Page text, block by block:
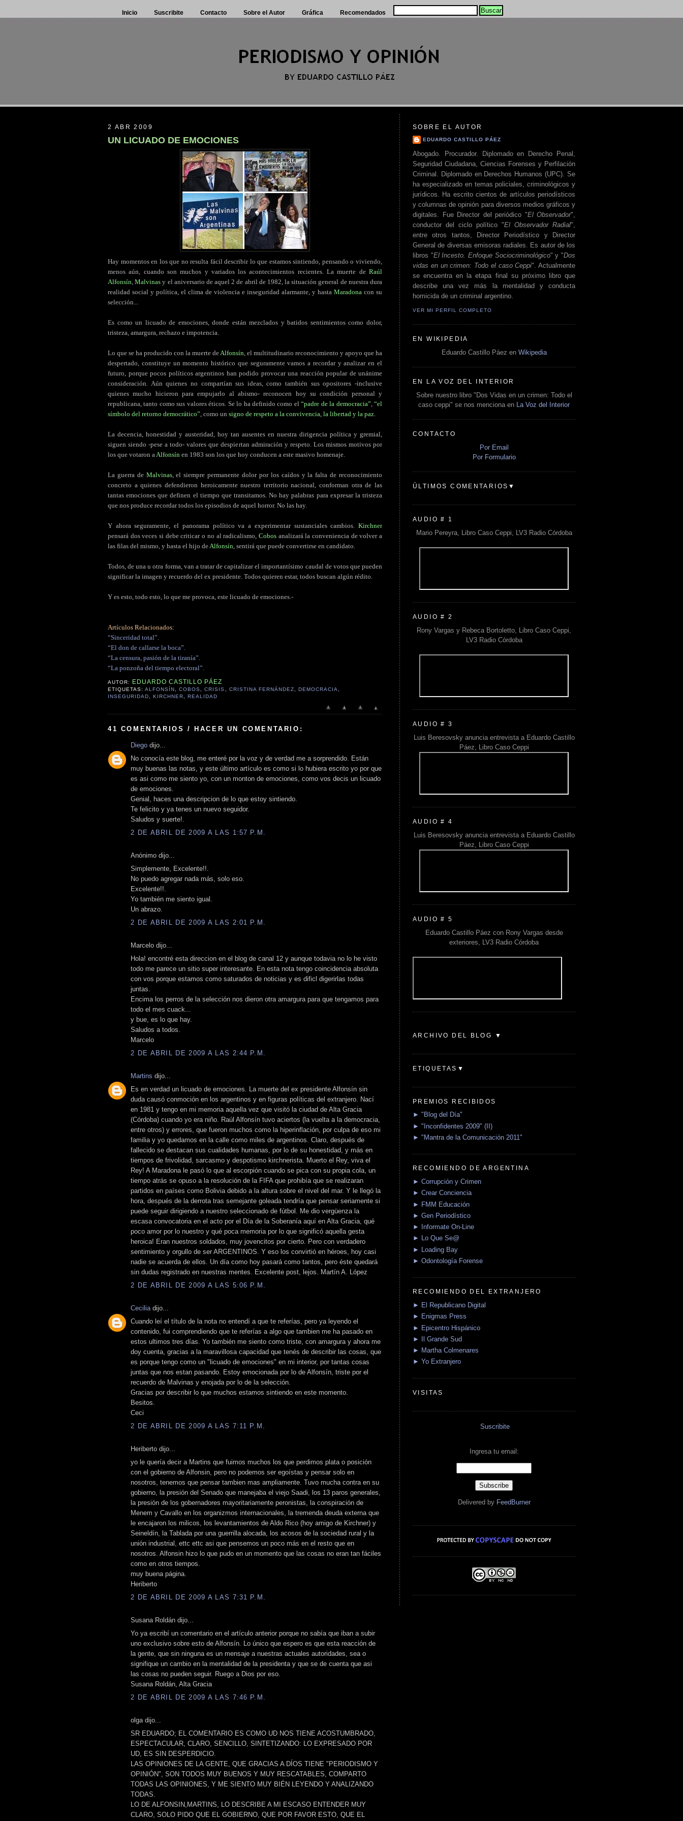
Inicio Suscribite Contacto Sobre el Autor Gráfica Recomendados
2 ABR 2009
UN LICUADO DE EMOCIONES
Hay momentos en los que no resulta fácil describir lo que estamos sintiendo, pensando o viviendo,
menos aún, cuando son muchos y variados los acontecimientos recientes. La muerte de Raúl
Alfonsín,Malvinas y el aniversario de aquel 2 de abril de 1982, la situación general de nuestra dura
realidad social y política, el clima de violencia e inseguridad alarmante, y hasta Maradona con su
selección...
Es como un licuado de emociones, donde están mezclados y batidos sentimientos como dolor,
tristeza, amargura, rechazo e impotencia.
Lo que se ha producido con la muerte deAlfonsín, el multitudinario reconocimiento y apoyo que ha
despertado, constituye un momento histórico que seguramente vamos a recordar y analizar en el
futuro, porque pocos políticos argentinos han podido provocar una reacción popular de unánime
consideración. Aún quienes no compartían sus ideas, como también sus opositores -inclusive
quienes mucho hicieron para empujarlo al abismo- reconocen hoy su condición personal y
republicana, tanto como sus valores éticos. Se lo ha definido como el“padre de la democracia”, “el
símbolo del retorno democrático”, como un signo de respeto a la convivencia, la libertad y la paz.
La decencia, honestidad y austeridad, hoy tan ausentes en nuestra dirigencia política y gremial,
siguen siendo -pese a todo- valores que despiertan admiración y respeto. Los mismos motivos por
los que votaron aAlfonsín en 1983 son los que hoy conducen a este masivo homenaje.
La guerra de Malvinas, el siempre permanente dolor por los caídos y la falta de reconocimiento
concreto a quienes defendieron heroicamente nuestro territorio nacional, conforman otra de las
tantas emociones que definen el tiempo que transitamos. No hay palabras para expresar la tristeza
que nos produce recordar todos los episodios de aquel horror. No las hay.
Y ahora seguramente, el panorama político va a experimentar sustanciales cambios. Kirchner
pensará dos veces si debe criticar o no al radicalismo, Cobosanalizará la conveniencia de volver a
las filas del mismo, y hasta el hijo deAlfonsín, sentirá que puede convertirse en candidato.
Todos, de una u otra forma, van a tratar de capitalizar el importantísimo caudal de votos que pueden
significar la imagen y recuerdo del ex presidente. Todos quieren estar, todos buscan algún rédito.
Y es esto, todo esto, lo que me provoca, este licuado de emociones.-
Artículos Relacionados:
“Sinceridad total”.
“El don de callarse la boca”.
“La censura, pasión de la tiranía”.
“La ponzoña del tiempo electoral”.
AUTOR: EDUARDO CASTILLO PÁEZ
ETIQUETAS:ALFONSÍN ,COBOS ,CRISIS CRISTINA FERNÁNDEZ DEMOCRACIA
INSEGURIDAD
,KIRCHNER ,REALIDAD
41 COMENTARIOS / HACER UN COMENTARIO:
Diego dijo...
No conocía este blog, me enteré por la voz y de verdad me a sorprendido. Están
muy buenas las notas, y este último artículo es como si lo hubiera escrito yo por que
es asi como me siento yo, con un monton de emociones, como vos decis un licuado
de emociones.
Genial, haces una descripcion de lo que estoy sintiendo.
Te felicito y ya tenes un nuevo seguidor.
Saludos y suerte!.
2 DE ABRIL DE 2009 A LAS 1:57 P.M.
Anónimo dijo...
Simplemente, Excelente!!.
No puedo agregar nada más, solo eso.
Excelente!!.
Yo también me siento igual.
Un abrazo.
2 DE ABRIL DE 2009 A LAS 2:01 P.M.
Marcelo dijo...
Hola! encontré esta direccion en el blog de canal 12 y aunque todavia no lo he visto
todo me parece un sitio super interesante. En esta nota tengo coincidencia absoluta
con vos porque estamos como saturados de noticias y es dificl digerirlas todas
juntas.
Encima los perros de la selección nos dieron otra amargura para que tengamos para
todo el mes cuack...
y bue, es lo que hay.
Saludos a todos.
Marcelo
2 DE ABRIL DE 2009 A LAS 2:44 P.M.
Martins dijo...
Es en verdad un licuado de emociones. La muerte del ex presidente Alfonsín sin
duda causó conmoción en los argentinos y en figuras políticas del extranjero. Nací
en 1981 y tengo en mi memoria aquella vez que visitó la ciudad de Alta Gracia
(Córdoba) cuando yo era niño. Raúl Alfonsín tuvo aciertos (la vuelta a la democracia,
entre otros) y errores, que fueron muchos como la hiperinflación, por culpa de eso mi
familia y yo quedamos en la calle como miles de argentinos. Claro, después de
fallecido se destacan sus cualidades humanas, por lo de su honestidad, y más en
tiempos de frivolidad, sarcasmo y despotismo kirchnerista. Muerto el Rey, viva el
Rey! A Maradona le pasó lo que al escorpión cuando se pica con su propia cola, un
tiempo atrás se opuso a la resolución de la FIFA que prohibía que se realizaran
partidos en países como Bolivia debido a la altura sobre el nivel del mar. Y le llegó la
hora, después de la derrota tras semejante goleada tendría que pensar seriamente si
puede seguir dirigiendo a nuestro seleccionado de fútbol. Me dio vergüenza la
escasa convocatoria en el acto por el Día de la Soberanía aquí en Alta Gracia, qué
poco amor por lo nuestro y qué poca memoria por lo que significó aquella gesta
heroica! Eran nuestros soldados, muy jovencitos por cierto. Pero con verdadero
sentimiento y orgullo de ser ARGENTINOS. Y eso los convirtió en héroes, hoy casi
nadie se acuerda de ellos. Un día como hoy pasará como tantos, pero éste quedará
sin dudas registrado en nuestras mentes. Excelente post, lejos. Martín A. López
2 DE ABRIL DE 2009 A LAS 5:06 P.M.
Cecilia dijo...
Cuando leí el título de la nota no entendí a que te referías, pero ya leyendo el
contenido, fui comprendiendo que te referías a algo que tambien me ha pasado en
estos ultimos tres días. Yo también me siento como triste, con amargura y ahora me
doy cuenta, gracias a la maravillosa capacidad que tenés de describir las cosas, que
es porque tengo como un "licuado de emociones" en mi interior, por tantas cosas
juntas que nos estan pasando. Estoy emocionada por lo de Alfonsín, triste por el
recuerdo de Malvinas y enojada por lo de la selección.
Gracias por describir lo que muchos estamos sintiendo en este momento.
Besitos.
Ceci
2 DE ABRIL DE 2009 A LAS 7:11 P.M.
Heriberto dijo...
yo le quería decir a Martins que fuimos muchos los que perdimos plata o posición
con el gobierno de Alfonsin, pero no podemos ser egoístas y pensar solo en
nosotros, tenemos que pensar tambien mas ampliamente. Tuvo mucha contra en su
gobierno, la presión del Senado que manejaba el viejo Saadi, los 13 paros generales,
la presión de los gobernadores mayoritariamente peronistas, la conspiración de
Menem y Cavallo en los organizmos internacionales, la tremenda deuda externa que
le encajaron los milicos, los levantamientos de Aldo Rico (hoy amigo de Kirchner) y
Seineldín, la Tablada por una guerrilla alocada, los acosos de la sociedad rural y la
unión industrial, ettc ettc asi que pensemos un poco más en el resto que en
nosotros. Alfonsin hizo lo que pudo en un momento que las cosas no eran tan fáciles
como en otros tiempos.
muy buena página.
Heriberto
2 DE ABRIL DE 2009 A LAS 7:31 P.M.
Susana Roldán dijo...
Yo ya escribí un comentario en el artículo anterior porque no sabía que iban a subir
uno exclusivo sobre esto de Alfonsín. Lo único que espero es que esta reacción de
la gente, que sin ninguna es un mensaje a nuestras actuales autoridades, sea o
signifique un cambio en la mentalidad de la presidenta y que se de cuenta que asi
las cosas no pueden seguir. Ruego a Dios por eso.
Susana Roldán, Alta Gracia
2 DE ABRIL DE 2009 A LAS 7:46 P.M.
olga dijo...
SR EDUARDO; EL COMENTARIO ES COMO UD NOS TIENE ACOSTUMBRADO,
ESPECTACULAR, CLARO, SENCILLO, SINTETIZANDO: LO EXPRESADO POR
UD, ES SIN DESPERDICIO.
LAS OPINIONES DE LA GENTE, QUE GRACIAS A DÍOS TIENE "PERIODISMO Y
OPINIÓN", SON TODOS MUY BUENOS Y MUY RESCATABLES, COMPARTO
TODAS LAS OPINIONES, Y ME SIENTO MUY BIÉN LEYENDO Y ANALIZANDO
TODAS.
LO DE ALFONSIN,MARTINS, LO DESCRIBE A MI ESCASO ENTENDER MUY
CLARO, SOLO PIDO QUE EL GOBIERNO, QUE POR FAVOR ESTO, QUE EL
SOBRE EL AUTOR
EDUARDO CASTILLO PÁEZ
Abogado. Procurador. Diplomado en Derecho Penal,
Seguridad Ciudadana, Ciencias Forenses y Perfilación
Criminal. Diplomado en Derechos Humanos (UPC). Se
ha especializado en temas policiales, criminológicos y
jurídicos. Ha escrito cientos de artículos periodísticos
y columnas de opinión para diversos medios gráficos y
digitales. Fue Director del periódico "El Observador",
conductor del ciclo político "El Observador Radial",
entre otros tantos, Director Periodístico y Director
General de diversas emisoras radiales. Es autor de los
libros "El Incesto. Enfoque Sociocriminológico" y "Dos
vidas en un crimen: Todo el caso Ceppi". Actualmente
se encuentra en la etapa final su próximo libro que
describe una vez más la mentalidad y conducta
homicida de un criminal argentino.
VER MI PERFIL COMPLETO
EN WIKIPEDIA
Eduardo Castillo Páez en Wikipedia
EN LA VOZ DEL INTERIOR
Sobre nuestro libro "Dos Vidas en un crimen: Todo el
caso ceppi" se nos menciona en
La Voz del Interior
CONTACTO
Por Email
Por Formulario
ÚLTIMOS COMENTARIOS▼
AUDIO # 1
Mario Pereyra, Libro Caso Ceppi, LV3 Radio Córdoba
AUDIO # 2
Rony Vargas y Rebeca Bortoletto, Libro Caso Ceppi,
LV3 Radio Córdoba
AUDIO # 3
Luis Beresovsky anuncia entrevista a Eduardo Castillo
Páez, Libro Caso Ceppi
AUDIO # 4
Luis Beresovsky anuncia entrevista a Eduardo Castillo
Páez, Libro Caso Ceppi
AUDIO # 5
Eduardo Castillo Páez con Rony Vargas desde
exteriores, LV3 Radio Córdoba
ARCHIVO DEL BLOG ▼
ETIQUETAS▼
PREMIOS RECIBIDOS
► "Blog del Día"
► "Inconfidentes 2009" (II)
► "Mantra de la Comunicación 2011"
RECOMIENDO DE ARGENTINA
► Corrupción y Crimen
► Crear Conciencia
► FMM Educación
► Gen Periodístico
► Informate On-Line
► Lo Que Se@
► Loading Bay
► Odontología Forense
RECOMIENDO DEL EXTRANJERO
► El Republicano Digital
► Enigmas Press
► Epicentro Hispánico
► Il Grande Sud
► Martha Colmenares
► Yo Extranjero
VISITAS
Suscribite
Ingresa tu email:
Delivered by FeedBurner